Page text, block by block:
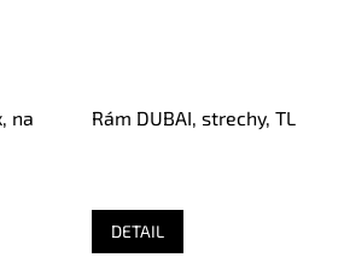
na
Rám DUBAI, strechy, TL
DETAIL